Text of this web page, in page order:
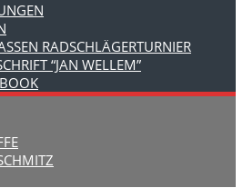
RADSCHLÄGERTURNIER
“JAN WELLEM”